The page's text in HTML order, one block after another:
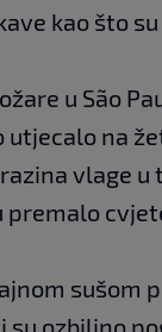
kao što
u São
na
vlage
premalo
sušom